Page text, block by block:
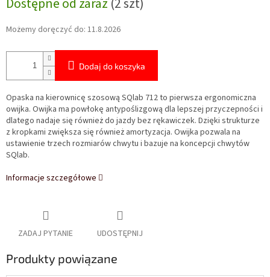
Możemy doręczyć do: 11.8.2026
Dodaj do koszyka
Opaska na kierownicę szosową SQlab 712 to pierwsza ergonomiczna
owijka. Owijka ma powłokę antypoślizgową dla lepszej przyczepności i
dlatego nadaje się również do jazdy bez rękawiczek. Dzięki strukturze
z kropkami zwiększa się również amortyzacja. Owijka pozwala na
ustawienie trzech rozmiarów chwytu i bazuje na koncepcji chwytów
SQlab.
Informacje szczegółowe
ZADAJ PYTANIE UDOSTĘPNIJ
Produkty powiązane